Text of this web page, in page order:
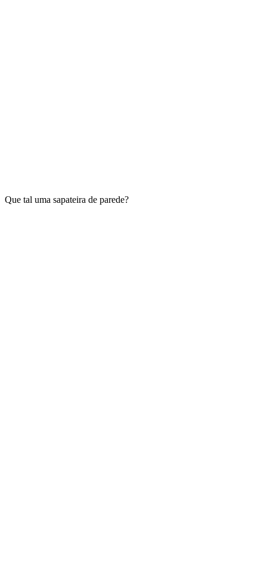
Que tal uma sapateira de parede?